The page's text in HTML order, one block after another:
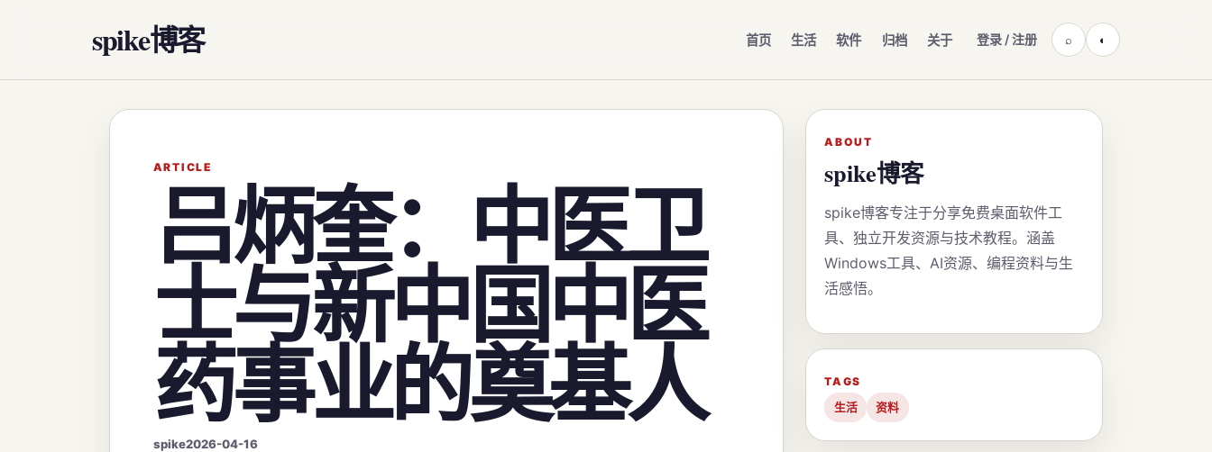
spike博客 首页 生活 软件 归档 关于 登录 / 注册 ⌕ ◐
ARTICLE
吕炳奎：中医卫
士与新中国中医
药事业的奠基人
spike2026-04-16
ABOUT
spike博客
spike博客专注于分享免费桌面软件工
具、独立开发资源与技术教程。涵盖
Windows工具、AI资源、编程资料与生
活感悟。
TAGS
生活
资料